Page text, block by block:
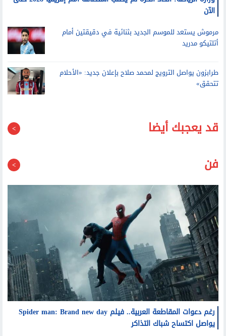
الآن
مرموش يستعد للموسم الجديد بثنائية في دقيقتين أمام
أتلتيكو مدريد
طرابزون يواصل الترويج لمحمد صلاح بإعلان جديد: «الأحلام
تتحقق»
قد يعجبك أيضا
فن
رغم دعوات المقاطعة العربية.. فيلم Spider man: Brand new day
يواصل اكتساح شباك التذاكر